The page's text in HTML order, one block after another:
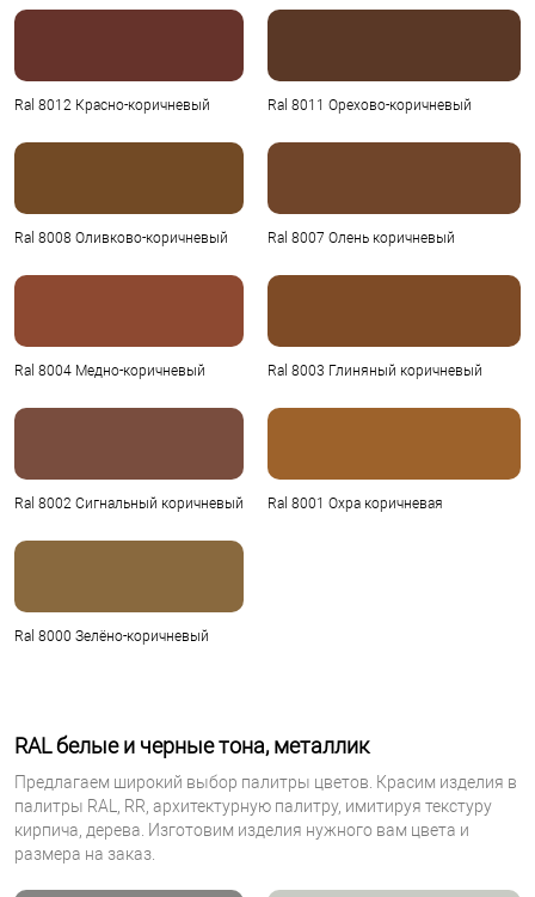
Ral 8012 Красно-коричневый Ral 8011 Орехово-коричневый
Ral 8008 Оливково-коричневый Ral 8007 Олень коричневый
Ral 8004 Медно-коричневый Ral 8003 Глиняный коричневый
Ral 8002 Сигнальный коричневый Ral 8001 Охра коричневая
Ral 8000 Зелёно-коричневый
RAL белые и черные тона, металлик
Предлагаем широкий выбор палитры цветов. Красим изделия в
палитры RAL, RR, архитектурную палитру, имитируя текстуру
кирпича, дерева. Изготовим изделия нужного вам цвета и
размера на заказ.